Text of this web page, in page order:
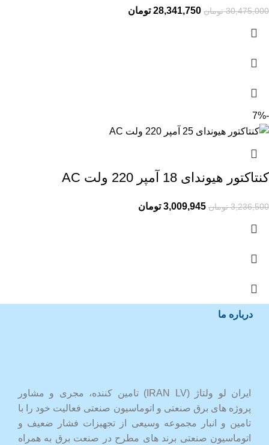
30,475,000 تومان 28,341,750 تومان
-7%
کنتاکتور هیوندای 18 آمپر 220 ولت AC
3,236,500 تومان 3,009,945 تومان
درباره ما
ایران لو ولتاژ (IRAN LV) تامین کننده، مجری و مشاور
پروژه های برق صنعتی و اتوماسیون صنعتی فعالیت خود را با
تامین و انبار مجموعه وسیعی از تجهیزات فشار ضعیف و
اتوماسیون صنعتی برند های مطرح در صنعت برق به همراه